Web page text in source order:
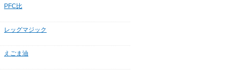
PFC比
レッグマジック
えごま油